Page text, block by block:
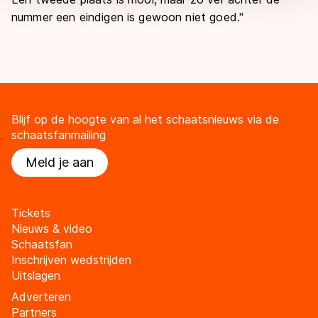
nummer een eindigen is gewoon niet goed.''
Blijf op de hoogte van al het schaatsnieuws via de
schaatsfanmailing
Meld je aan
Tickets
Nieuws & video
Schaatsfan
Inschrijven wedstrijden
Uitslagen
Adverteren
Partners